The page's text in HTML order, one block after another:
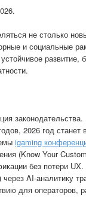
не столько
и социальные
развитие,
2026 год
igaming
(Know Your
без потери
AI-аналитику
для операторов,